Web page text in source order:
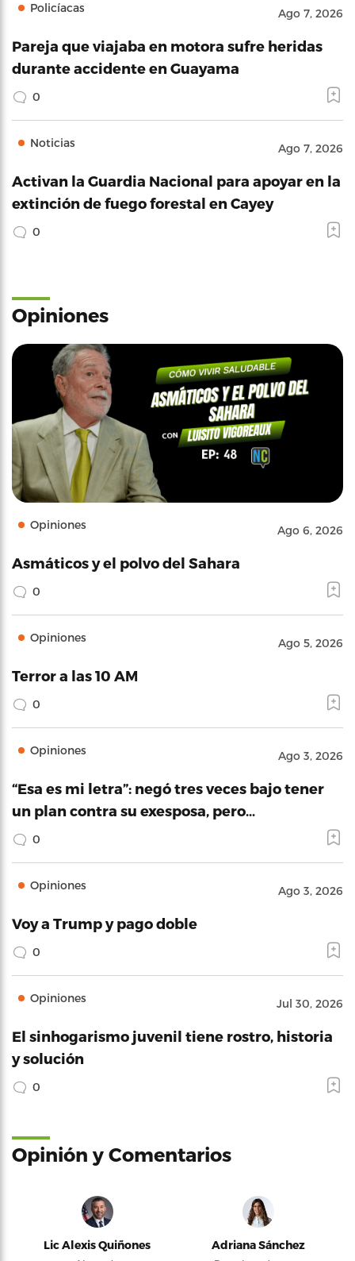
Policíacas Ago 7, 2026
Pareja que viajaba en motora sufre heridas
durante accidente en Guayama
0
Noticias Ago 7, 2026
Activan la Guardia Nacional para apoyar en la
extinción de fuego forestal en Cayey
0
Opiniones
Opiniones Ago 6, 2026
Asmáticos y el polvo del Sahara
0
Opiniones Ago 5, 2026
Terror a las 10 AM
0
Opiniones Ago 3, 2026
“Esa es mi letra”: negó tres veces bajo tener
un plan contra su exesposa, pero…
0
Opiniones Ago 3, 2026
Voy a Trump y pago doble
0
Opiniones Jul 30, 2026
El sinhogarismo juvenil tiene rostro, historia
y solución
0
Opinión y Comentarios
Lic Alexis Quiñones Adriana Sánchez